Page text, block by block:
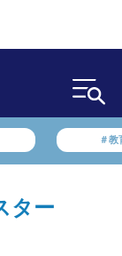
＃教
ター